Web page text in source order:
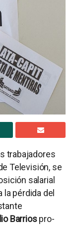
trabajadores
Televisión, se
salarial
pérdida del
Barriospro-